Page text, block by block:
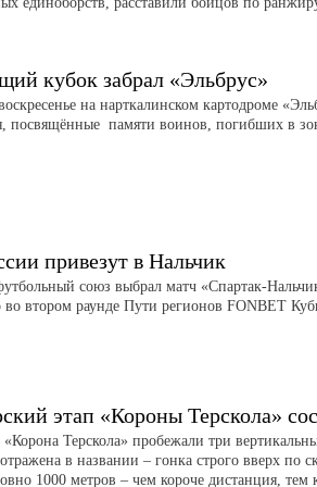
кубок забрал «Эльбрус»
на нарткалинском картодроме
посвящённые памяти воинов, погибших в
привезут в Нальчик
союз выбрал матч «Спартак-
во втором раунде Пути регионов FONBET
этап «Короны Терскола»
Терскола» пробежали три
в названии – гонка строго вверх по
1000 метров – чем короче дистанция,